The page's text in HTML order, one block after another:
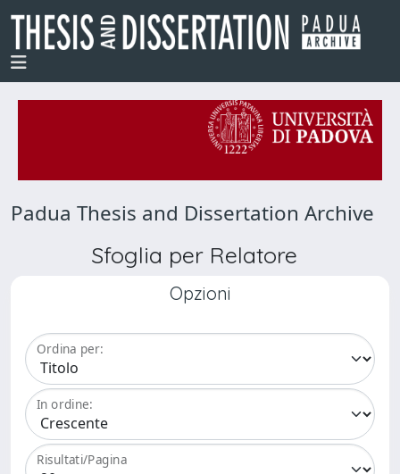
Padua Thesis and Dissertation Archive
Sfoglia per Relatore
Opzioni
Ordina per:
In ordine:
Risultati/Pagina